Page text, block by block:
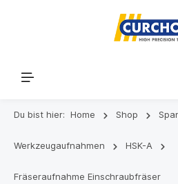
Du bist hier: Home Shop
Werkzeugaufnahmen HSK-A
Fräseraufnahme Einschraubfräser